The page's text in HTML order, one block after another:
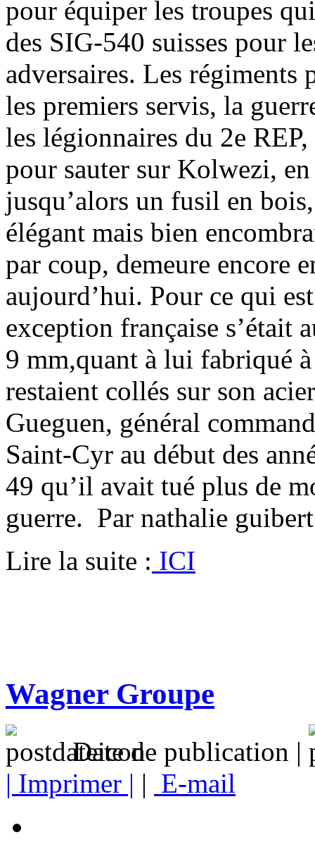
pour équiper les troupes
des SIG-540 suisses pour
adversaires. Les régiments
les premiers servis, la
les légionnaires du 2e
pour sauter sur Kolwezi,
jusqu’alors un fusil en
élégant mais bien
par coup, demeure encore
aujourd’hui. Pour ce qui
exception française s’était
9 mm,quant à lui fabriqué
restaient collés sur son
Gueguen, général
Saint-Cyr au début des
49 qu’il avait tué plus de
guerre. Par nathalie
Lire la suite : ICI
Wagner Groupe
Date de publication |
| Imprimer | | E-mail